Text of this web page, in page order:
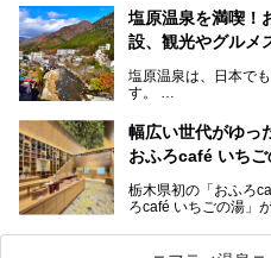
した。
那須湯本の温泉街か
許される露天風呂か
た。
2名1室利用で1人あた
───
提供元：アイコニア
この記事はほったら
塩原温泉を満喫！
設、観光やグルメ
塩原温泉は、日本で
す。
栃木県の北部にある
古くから多くの人々
た。
温泉に加えて、豊か
こでしか味わえない
幅広い世代がゆっ
おふろcafé いちご
栃木県初の「おふろ
ろcafé いちごの湯」